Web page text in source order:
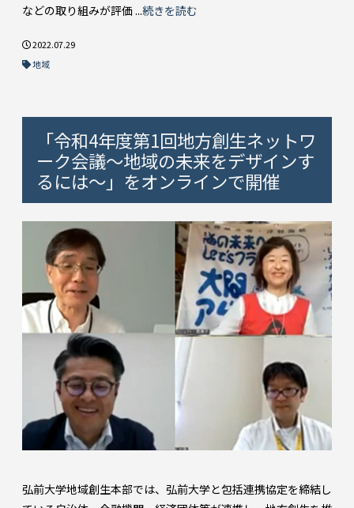
などの取り組みが評価 ...続きを読む
2022.07.29
地域
「令和4年度第1回地方創生ネットワ
ーク会議～地域の未来をデザインす
るには～」をオンラインで開催
弘前大学地域創生本部では、弘前大学と包括連携協定を締結し